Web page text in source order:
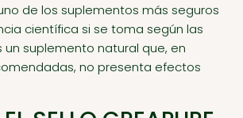
de los suplementos más seguros
científica si se toma según las
un suplemento natural que, en
no presenta efectos